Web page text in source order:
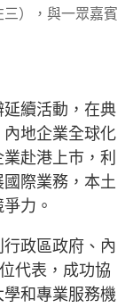
），與一眾嘉賓
續活動，在典
地企業全球化
赴港上巿，利
際業務，本土
力。
政區政府、內
代表，成功協
和專業服務機